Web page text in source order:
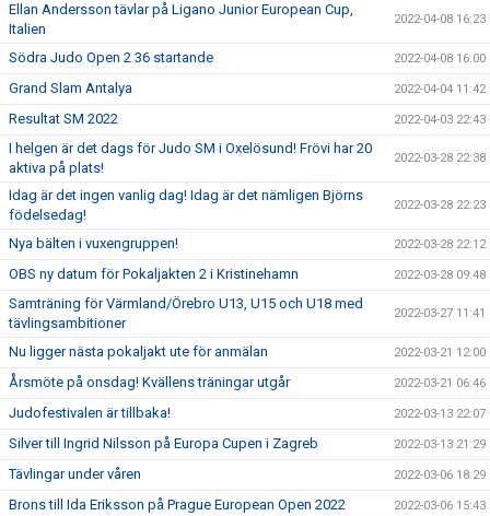
Ellan Andersson tävlar på Ligano Junior European Cup,
Italien
2022-04-08 16:23
Södra Judo Open 2 36 startande 2022-04-08 16:00
Grand Slam Antalya 2022-04-04 11:42
Resultat SM 2022 2022-04-03 22:43
I helgen är det dags för Judo SM i Oxelösund! Frövi har 20
aktiva på plats!
2022-03-28 22:38
Idag är det ingen vanlig dag! Idag är det nämligen Björns
födelsedag!
2022-03-28 22:23
Nya bälten i vuxengruppen! 2022-03-28 22:12
OBS ny datum för Pokaljakten 2 i Kristinehamn 2022-03-28 09:48
Samträning för Värmland/Örebro U13, U15 och U18 med
tävlingsambitioner
2022-03-27 11:41
Nu ligger nästa pokaljakt ute för anmälan 2022-03-21 12:00
Årsmöte på onsdag! Kvällens träningar utgår 2022-03-21 06:46
Judofestivalen är tillbaka! 2022-03-13 22:07
Silver till Ingrid Nilsson på Europa Cupen i Zagreb 2022-03-13 21:29
Tävlingar under våren 2022-03-06 18:29
Brons till Ida Eriksson på Prague European Open 2022 2022-03-06 15:43